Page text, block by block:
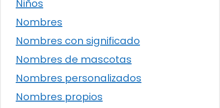
Niños
Nombres
Nombres con significado
Nombres de mascotas
Nombres personalizados
Nombres propios